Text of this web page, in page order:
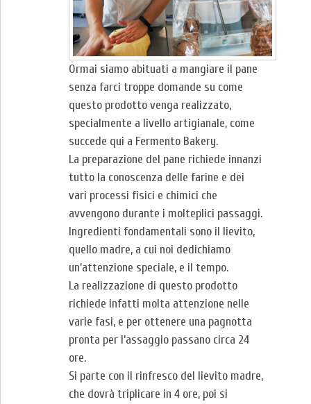
Ormai siamo abituati a mangiare il pane
senza farci troppe domande su come
questo prodotto venga realizzato,
specialmente a livello artigianale, come
succede qui a Fermento Bakery.
La preparazione del pane richiede innanzi
tutto la conoscenza delle farine e dei
vari processi fisici e chimici che
avvengono durante i molteplici passaggi.
Ingredienti fondamentali sono il lievito,
quello madre, a cui noi dedichiamo
un’attenzione speciale, e il tempo.
La realizzazione di questo prodotto
richiede infatti molta attenzione nelle
varie fasi, e per ottenere una pagnotta
pronta per l’assaggio passano circa 24
ore.
Si parte con il rinfresco del lievito madre,
che dovrà triplicare in 4 ore, poi si